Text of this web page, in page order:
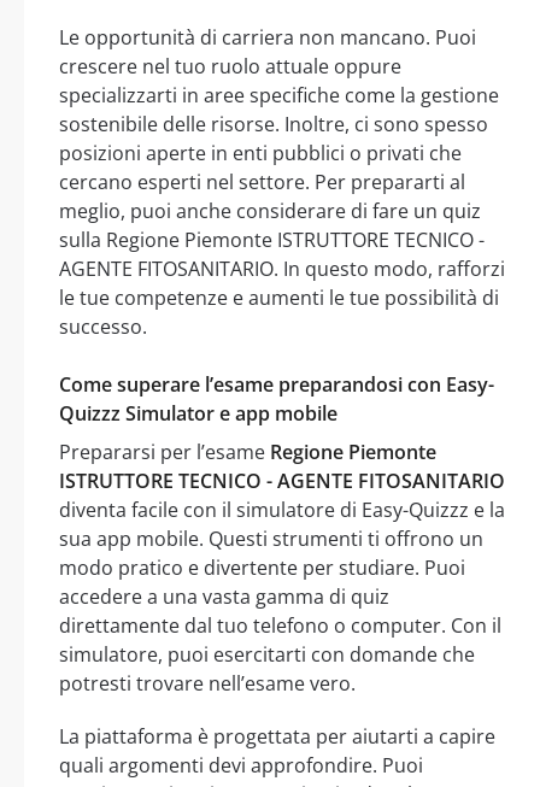
Le opportunità di carriera non mancano. Puoi
crescere nel tuo ruolo attuale oppure
specializzarti in aree specifiche come la gestione
sostenibile delle risorse. Inoltre, ci sono spesso
posizioni aperte in enti pubblici o privati che
cercano esperti nel settore. Per prepararti al
meglio, puoi anche considerare di fare un quiz
sulla Regione Piemonte ISTRUTTORE TECNICO -
AGENTE FITOSANITARIO. In questo modo, rafforzi
le tue competenze e aumenti le tue possibilità di
successo.
Come superare l’esame preparandosi con Easy-
Quizzz Simulator e app mobile
Prepararsi per l’esame Regione Piemonte
ISTRUTTORE TECNICO - AGENTE FITOSANITARIO
diventa facile con il simulatore di Easy-Quizzz e la
sua app mobile. Questi strumenti ti offrono un
modo pratico e divertente per studiare. Puoi
accedere a una vasta gamma di quiz
direttamente dal tuo telefono o computer. Con il
simulatore, puoi esercitarti con domande che
potresti trovare nell’esame vero.
La piattaforma è progettata per aiutarti a capire
quali argomenti devi approfondire. Puoi